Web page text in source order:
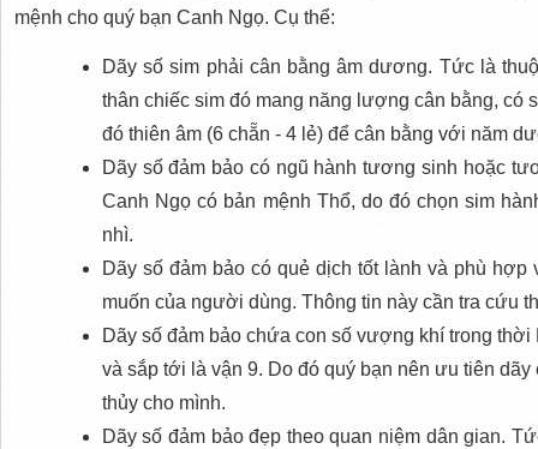
mệnh cho quý bạn Canh Ngọ. Cụ thể:
Dãy số sim phải cân bằng âm dương. Tức là
thân chiếc sim đó mang năng lượng cân bằng, có
đó thiên âm (6 chẵn - 4 lẻ) để cân bằng với năm
Dãy số đảm bảo có ngũ hành tương sinh hoặc
Canh Ngọ có bản mệnh Thổ, do đó chọn sim
nhì.
Dãy số đảm bảo có quẻ dịch tốt lành và phù
muốn của người dùng. Thông tin này cần tra cứu
Dãy số đảm bảo chứa con số vượng khí trong
và sắp tới là vận 9. Do đó quý bạn nên ưu tiên
thủy cho mình.
Dãy số đảm bảo đẹp theo quan niệm dân gian.